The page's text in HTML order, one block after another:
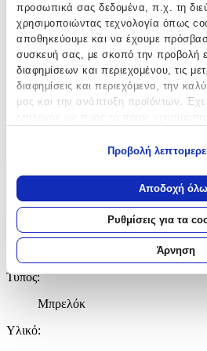
προσωπικά σας δεδομένα, π.χ. τη
χρησιμοποιώντας τεχνολογία όπως
αποθηκεύουμε και να έχουμε
συσκευή σας, με σκοπό την προβολή
διαφημίσεων και περιεχομένου, τις
διαφημίσεις και περιεχόμενο, την
μας και την ανάπτυξη προϊόντων.
Να συλλέξουμε πληροφορίες
σας τοποθεσία, οι οποίες μπορεί
απόσταση μερικών μέτρων
Να αναγνωρίσουμε τη
για συγκεκριμένα
Μάθετε περισσότερα σχετικά με τον
προσωπικών σας δεδομένων και
ανακαλέσετε τη συγκατάθεσή σας
Δήλωση Cookies.
Προβολή
Αποδοχή
Ρυθμίσεις για τα
Άρνηση
Υλικό:
Δερμάτινο
Χρώμα
Μαύρο
Χαρακτηριστικά
+
Χαρακτηριστικά
Τύπος:
Μπρελόκ
Υλικό: